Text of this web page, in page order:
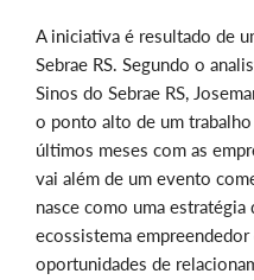
A iniciativa é resultado de
Sebrae RS. Segundo o
Sinos do Sebrae RS,
o ponto alto de um
últimos meses com as
vai além de um evento
nasce como uma
ecossistema empreendedor
oportunidades de